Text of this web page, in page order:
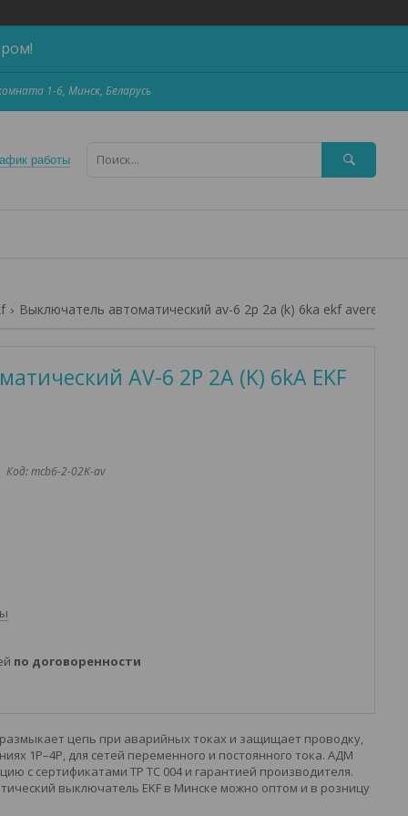
1-6, Минск, Беларусь
работы
Выключатель автоматический av-6 2p 2a (k) 6ka ekf averes
AV-6 2P 2A (K) 6kA EKF
Код:mcb6-2-02K-av
по договоренности
цепь при аварийных токах и защищает проводку,
1P–4P, для сетей переменного и постоянного тока. АДМ
с сертификатами ТР ТС 004 и гарантией производителя.
выключатель EKF в Минске можно оптом и в розницу